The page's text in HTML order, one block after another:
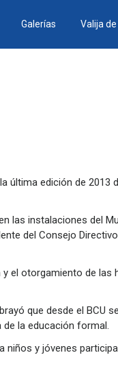
Galerías Valija
edición de 2013
las instalaciones del
del Consejo
el otorgamiento de
que desde el BCU
la educación formal.
y jóvenes